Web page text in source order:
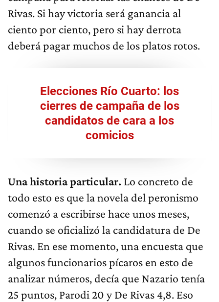
Rivas. Si hay victoria será ganancia al
ciento por ciento, pero si hay derrota
deberá pagar muchos de los platos rotos.
Elecciones Río Cuarto: los
cierres de campaña de los
candidatos de cara a los
comicios
Una historia particular. Lo concreto de
todo esto es que la novela del peronismo
comenzó a escribirse hace unos meses,
cuando se oficializó la candidatura de De
Rivas. En ese momento, una encuesta que
algunos funcionarios pícaros en esto de
analizar números, decía que Nazario tenía
25 puntos, Parodi 20 y De Rivas 4,8. Eso